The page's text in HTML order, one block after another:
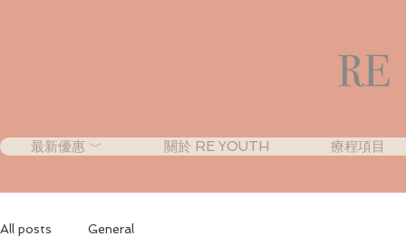
最新優惠 ﹀ 關於 RE YOUTH 療程項目
All posts General